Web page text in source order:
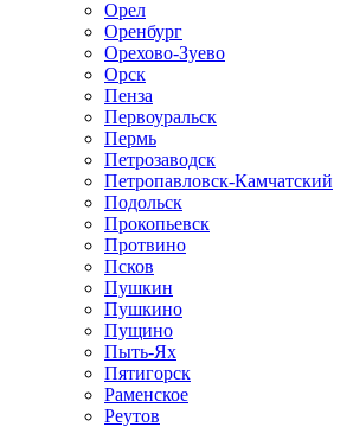
Орел
Оренбург
Орехово-Зуево
Орск
Пенза
Первоуральск
Пермь
Петрозаводск
Петропавловск-Камчатский
Подольск
Прокопьевск
Протвино
Псков
Пушкин
Пушкино
Пущино
Пыть-Ях
Пятигорск
Раменское
Реутов